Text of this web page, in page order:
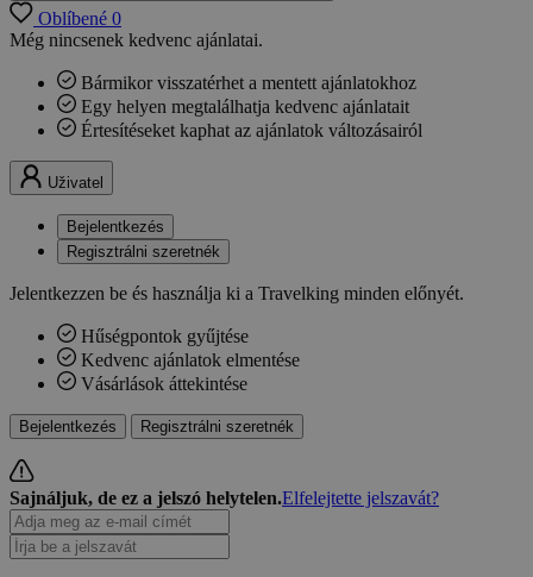
Oblíbené 0
Még nincsenek kedvenc ajánlatai.
Bármikor visszatérhet a mentett ajánlatokhoz
Egy helyen megtalálhatja kedvenc ajánlatait
Értesítéseket kaphat az ajánlatok változásairól
Uživatel
Bejelentkezés
Regisztrálni szeretnék
Jelentkezzen be és használja ki a Travelking minden előnyét.
Hűségpontok gyűjtése
Kedvenc ajánlatok elmentése
Vásárlások áttekintése
Bejelentkezés Regisztrálni szeretnék
Sajnáljuk, de ez a jelszó helytelen.Elfelejtette jelszavát?